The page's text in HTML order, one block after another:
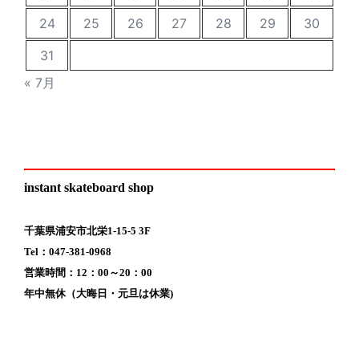
24
25 26 27 28 29
30
31
« 7月
instant skateboard shop
千葉県浦安市北栄1-15-5 3F
Tel：047-381-0968
営業時間：12：00～20：00
年中無休（大晦日・元旦は休業)